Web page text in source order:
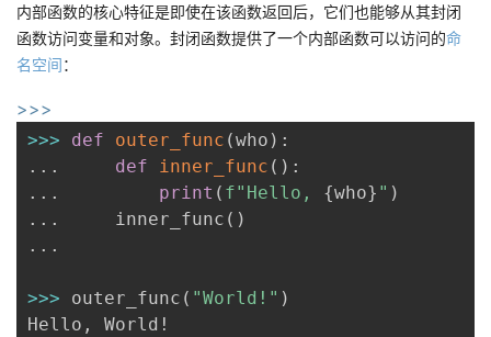
内部函数的核心特征是即使在该函数返回后，它们也能够从其封闭
函数访问变量和对象。封闭函数提供了一个内部函数可以访问的命
名空间：
>>>
>>> def outer_func (who ) :
. . . def inner_func ( ) :
. . . print ( f"Hello, {who} " )
. . .
     inner_func
( )
. . .
>>> outer_func ( "World!" )
Hello ,